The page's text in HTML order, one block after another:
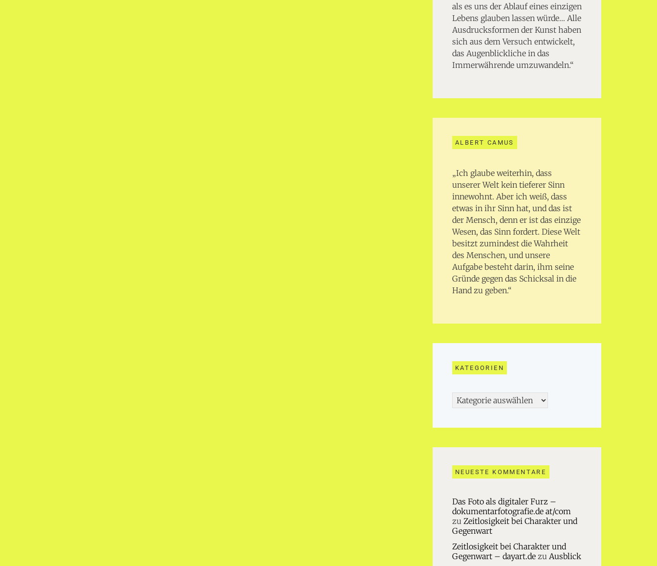
als es uns der Ablauf eines einzigen
Lebens glauben lassen würde… Alle
Ausdrucksformen der Kunst haben
sich aus dem Versuch entwickelt,
das Augenblickliche in das
Immerwährende umzuwandeln.“
ALBERT CAMUS
„Ich glaube weiterhin, dass
unserer Welt kein tieferer Sinn
innewohnt. Aber ich weiß, dass
etwas in ihr Sinn hat, und das ist
der Mensch, denn er ist das einzige
Wesen, das Sinn fordert. Diese Welt
besitzt zumindest die Wahrheit
des Menschen, und unsere
Aufgabe besteht darin, ihm seine
Gründe gegen das Schicksal in die
Hand zu geben.“
KATEGORIEN
Kategorien
NEUESTE KOMMENTARE
Das Foto als digitaler Furz –
dokumentarfotografie.de at/com
zu Zeitlosigkeit bei Charakter und
Gegenwart
Zeitlosigkeit bei Charakter und
Gegenwart – dayart.dezu Ausblick